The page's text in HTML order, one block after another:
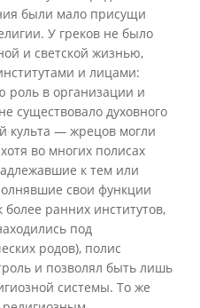
были мало присущи
У греков не было
и светской жизнью,
и лицами:
роль в организации и
существовало духовного
культа — жрецов могли
во многих полисах
к тем или
свои функции
ранних институтов,
под
родов), полис
и позволял быть лишь
системы. То же